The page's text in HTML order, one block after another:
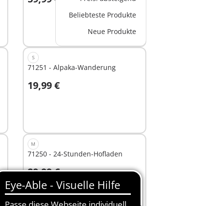
Beliebteste Produkte
Neue Produkte
S
71251 - Alpaka-Wanderung
19,99 €
M
71250 - 24-Stunden-Hofladen
29,99 €
In den Warenkorb